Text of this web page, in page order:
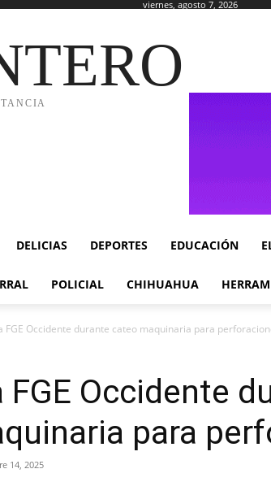
viernes, agosto 7, 2026
DELICIAS DEPORTES EDUCACIÓN
POLICIAL CHIHUAHUA
FGE Occidente durante cateo maquinaria para
FGE Occidente
para
14, 2025